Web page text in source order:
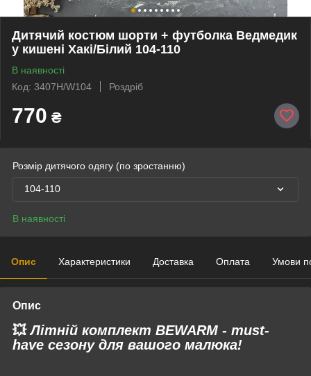
Дитячий костюм шорти + футболка Ведмедик
у кишені Хакі/Білий 104-110
В наявності
Код: 3407H/W104
Роздріб
770 ₴
Розмір дитячого одягу (по зростанню)
104-110
В наявності
Опис Характеристики Доставка Оплата Умови
Опис
💥Літній комплект BEWARM - must-
have сезону для вашого малюка!